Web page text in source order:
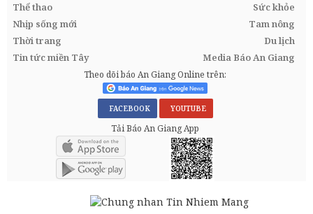
Thể thao
Sức khỏe
Nhịp sống mới
Tam nông
Thời trang
Du lịch
Tin tức miền Tây
Media Báo An Giang
Theo dõi báo An Giang Online trên:
FACEBOOK YOUTUBE
Tải Báo An Giang App